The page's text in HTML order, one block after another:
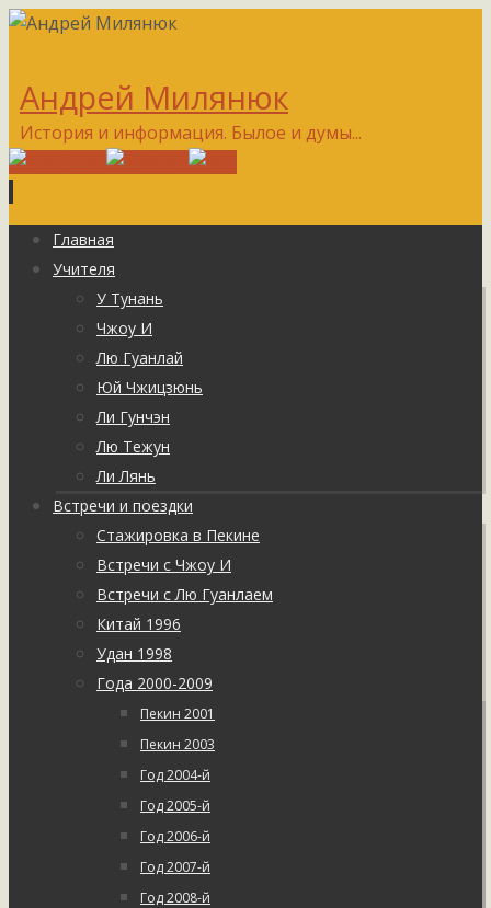
Андрей Милянюк
История и информация. Былое и думы...
Перейти
содержимому
Главная
Учителя
У Тунань
Чжоу И
Лю Гуанлай
Юй Чжицзюнь
Ли Гунчэн
Лю Тежун
Ли Лянь
Встречи и поездки
Стажировка в Пекине
Встречи с Чжоу И
Встречи с Лю Гуанлаем
Китай 1996
Удан 1998
Года 2000-2009
Пекин 2001
Пекин 2003
Год 2004-й
Год 2005-й
Год 2006-й
Год 2007-й
Год 2008-й